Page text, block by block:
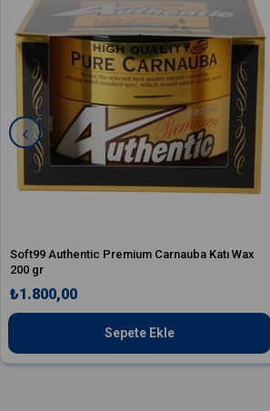
Soft99 Authentic Premium Carnauba Katı Wax
200 gr
₺1.800,00
Sepete Ekle